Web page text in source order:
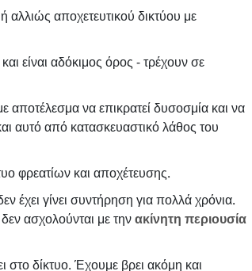
αποχετευτικού δικτύου με
είναι αδόκιμος όρος - τρέχουν σε
αποτέλεσμα να επικρατεί δυσοσμία και να
αυτό από κατασκευαστικό λάθος του
φρεατίων και αποχέτευσης.
έχει γίνει συντήρηση για πολλά χρόνια.
δεν ασχολούνται με τηνακίνητη περιουσία
δίκτυο. Έχουμε βρει ακόμη και